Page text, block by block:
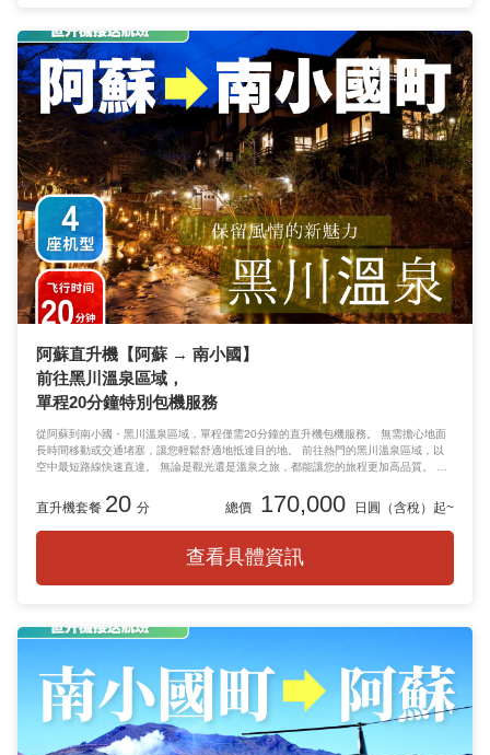
阿蘇直升機【阿蘇 → 南小國】
前往黑川溫泉區域，
單程20分鐘特別包機服務
從阿蘇到南小國・黑川溫泉區域，單程僅需20分鐘的直升機包機服務。 無需擔心地面
長時間移動或交通堵塞，讓您輕鬆舒適地抵達目的地。 前往熱門的黑川溫泉區域，以
空中最短路線快速直達。 無論是觀光還是溫泉之旅，都能讓您的旅程更加高品質。 讓
直升機套餐 20 分 總價 170,000 日圓（含稅）起~
查看具體資訊